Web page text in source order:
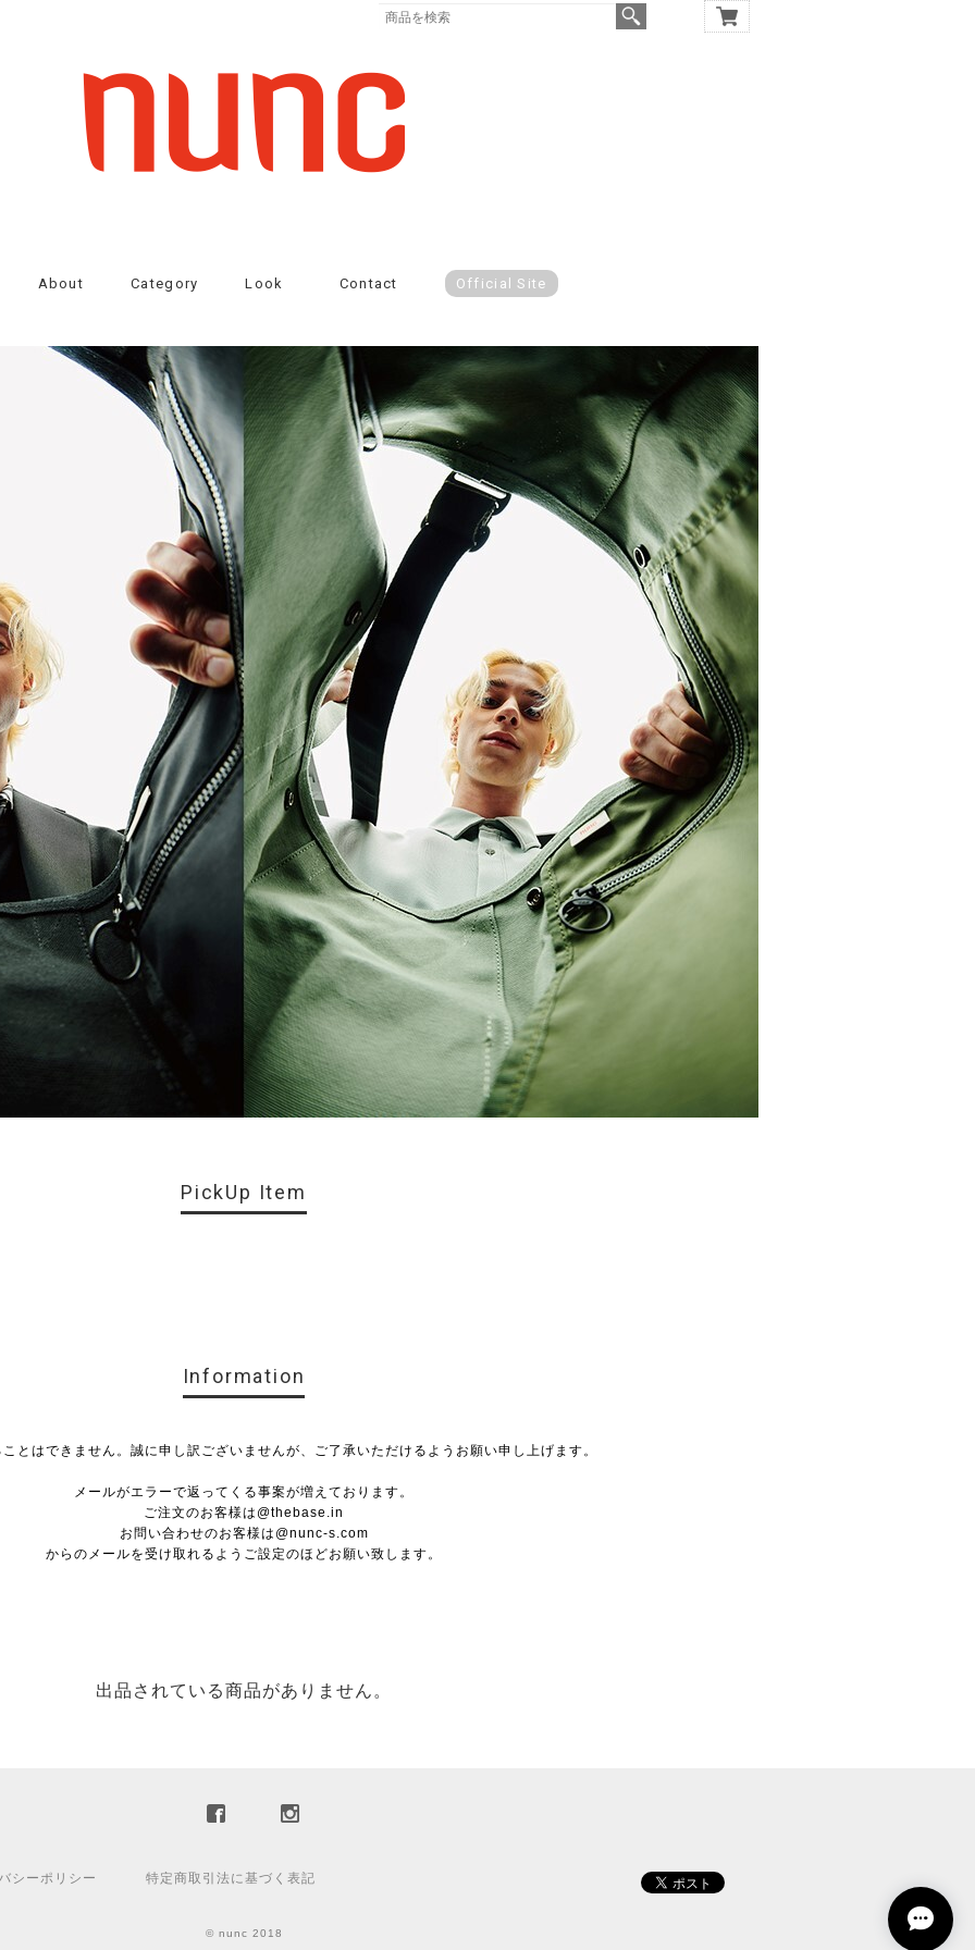
About Category Look Contact Official Site
PickUp Item
Information
とはできません。誠に申し訳ございませんが、ご了承いただけるようお願い申し上げます。
メールがエラーで返ってくる事案が増えております。
ご注文のお客様は@thebase.in
お問い合わせのお客様は@nunc-s.com
からのメールを受け取れるようご設定のほどお願い致します。
出品されている商品がありません。
シーポリシー 特定商取引法に基づく表記
© nunc 2018